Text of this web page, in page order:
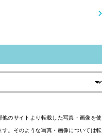
のサイトより転載した写真・画像を使
す。そのような写真・画像については転